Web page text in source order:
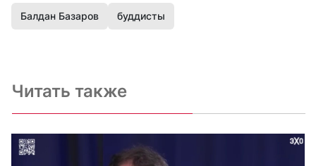
Балдан Базаров буддисты
Читать также